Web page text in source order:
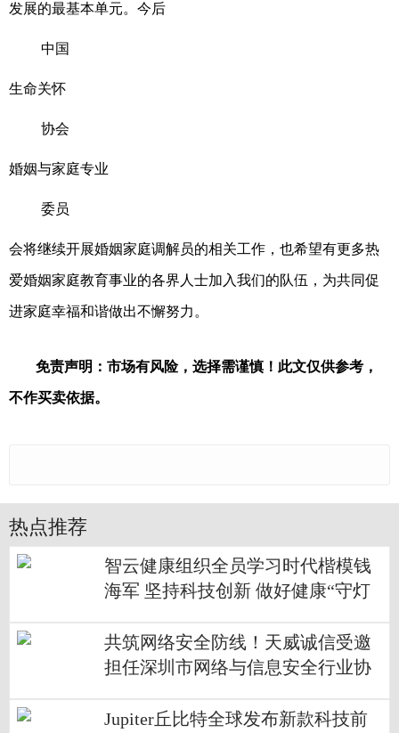
发展的最基本单元。今后
中国
生命关怀
协会
婚姻与家庭专业
委员
会将继续开展婚姻家庭调解员的相关工作，也希望有更多热
爱婚姻家庭教育事业的各界人士加入我们的队伍，为共同促
进家庭幸福和谐做出不懈努力。
免责声明：市场有风险，选择需谨慎！此文仅供参考，
不作买卖依据。
热点推荐
智云健康组织全员学习时代楷模钱
海军 坚持科技创新 做好健康“守灯
共筑网络安全防线！天威诚信受邀
担任深圳市网络与信息安全行业协
Jupiter丘比特全球发布新款科技前